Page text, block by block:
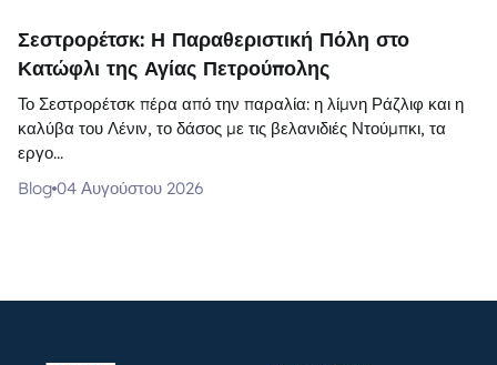
Σεστρορέτσκ: Η Παραθεριστική Πόλη στο
Κατώφλι της Αγίας Πετρούπολης
Το Σεστρορέτσκ πέρα από την παραλία: η λίμνη Ράζλιφ και η
καλύβα του Λένιν, το δάσος με τις βελανιδιές Ντούμπκι, τα
εργο...
Blog 04 Αυγούστου 2026